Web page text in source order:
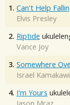
1. Can't Help
Elvis Presley
2. Riptide
Vance Joy
3. Somewhere
Israel
4. I'm Yours
Jason Mraz